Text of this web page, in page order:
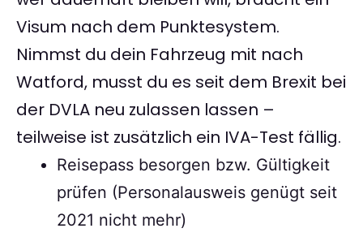
Visum nach dem Punktesystem.
Nimmst du dein Fahrzeug mit nach
Watford, musst du es seit dem Brexit bei
der DVLA neu zulassen lassen –
teilweise ist zusätzlich ein IVA-Test fällig.
Reisepass besorgen bzw. Gültigkeit
prüfen (Personalausweis genügt seit
2021 nicht mehr)